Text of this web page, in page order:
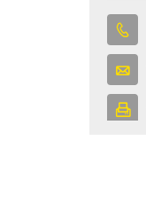


